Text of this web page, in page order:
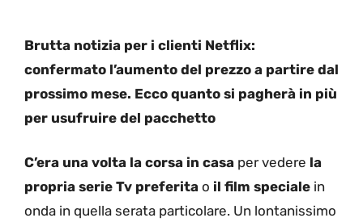
Brutta notizia per i clienti Netflix:
confermato l’aumento del prezzo a partire dal
prossimo mese. Ecco quanto si pagherà in più
per usufruire del pacchetto
C’era una volta la corsa in casa per vedere la
propria serie Tv preferita o il film speciale in
onda in quella serata particolare. Un lontanissimo